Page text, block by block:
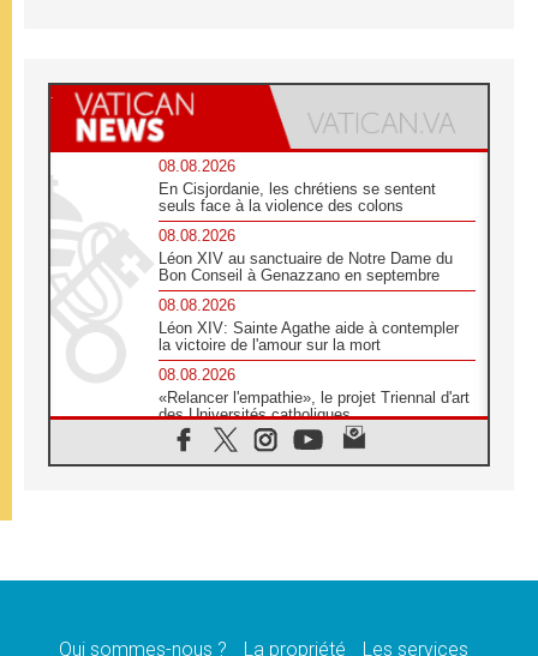
08.08.2026
En Cisjordanie, les chrétiens se sentent
seuls face à la violence des colons
08.08.2026
Léon XIV au sanctuaire de Notre Dame du
Bon Conseil à Genazzano en septembre
08.08.2026
Léon XIV: Sainte Agathe aide à contempler
la victoire de l'amour sur la mort
08.08.2026
«Relancer l'empathie», le projet Triennal d'art
des Universités catholiques
08.08.2026
Signis 2026, donner la parole aux religieuses
07.08.2026
Qui sommes-nous ? La propriété Les services